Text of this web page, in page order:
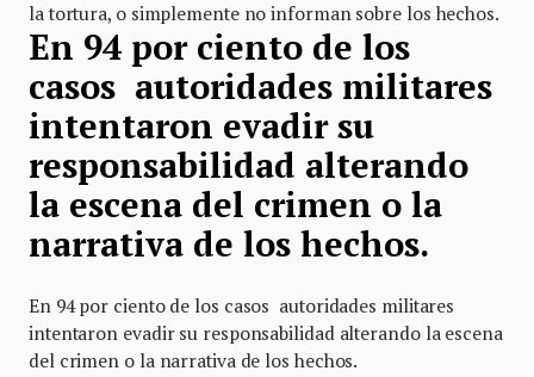
la tortura, o simplemente no informan sobre los hechos.
En 94 por ciento de los
casos autoridades militares
intentaron evadir su
responsabilidad alterando
la escena del crimen o la
narrativa de los hechos.
En 94 por ciento de los casos autoridades militares
intentaron evadir su responsabilidad alterando la escena
del crimen o la narrativa de los hechos.